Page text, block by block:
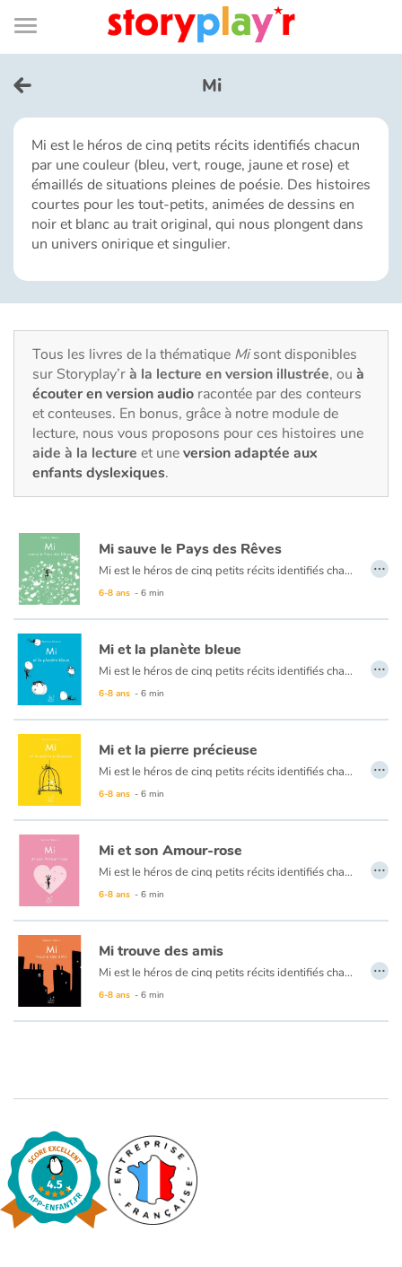
Connexion
Bibliothèque
de
page
Menu
Je me connecte
Tester gratuitement
Bibliothèque
Prix
Contes d'ici et d'ailleurs
Fable, mythe, littérature et poésie
Princesses et princes, rois, reines et dragons
Ogres, monstres et sorcières
Héroïnes et héros
Écologie, nature, saisons
Les animaux
Voyage, épopée, enquête, aventure
Autour du monde
Apprentissage
Art, espace, activité
Documentaires
En famille
Quotidien et loisirs
À l'école
Fêtes et évènements
Émotions et sentiments
Formats et illustrations
Mi
Mi est le héros de cinq petits récits identifiés chacun
par une couleur (bleu, vert, rouge, jaune et rose) et
émaillés de situations pleines de poésie. Des histoires
courtes pour les tout-petits, animées de dessins en
noir et blanc au trait original, qui nous plongent dans
un univers onirique et singulier.
Tous les livres de la thématique Misont disponibles
sur Storyplay’rà la lecture en version illustrée, ou à
écouter en version audio racontée par des conteurs
et conteuses. En bonus, grâce à notre module de
lecture, nous vous proposons pour ces histoires une
aide à la lecture et uneversion adaptée aux
enfants dyslexiques.
Mi sauve le Pays des Rêves
Mi est le héros de cinq petits récits identifiés chacun par une couleur (bleu, vert, rouge, jaune, et rose) et émaillés de situations pleines de poésie. Des histoires courtes pour les tout-petits, animées de dessins en noir et blanc au trait original, qui nous plongent dans un univers onirique et singulier.
6-8 ans - 6 min
…
Mi et la planète bleue
Mi est le héros de cinq petits récits identifiés chacun par une couleur (bleu, vert, rouge, jaune, et rose) et émaillés de situations pleines de poésie. Des histoires courtes pour les tout-petits, animées de dessins en noir et blanc au trait original, qui nous plongent dans un univers onirique et singulier.
6-8 ans - 6 min
…
Mi et la pierre précieuse
Mi est le héros de cinq petits récits identifiés chacun par une couleur (bleu, vert, rouge, jaune, et rose) et émaillés de situations pleines de poésie. Des histoires courtes pour les tout-petits, animées de dessins en noir et blanc au trait original, qui nous plongent dans un univers onirique et singulier.
6-8 ans - 6 min
…
Mi et son Amour-rose
Mi est le héros de cinq petits récits identifiés chacun par une couleur (bleu, vert, rouge, jaune, et rose) et émaillés de situations pleines de poésie. Des histoires courtes pour les tout-petits, animées de dessins en noir et blanc au trait original, qui nous plongent dans un univers onirique et singulier.
6-8 ans - 6 min
…
Mi trouve des amis
Mi est le héros de cinq petits récits identifiés chacun par une couleur (bleu, vert, rouge, jaune, et rose) et émaillés de situations pleines de poésie. Des histoires courtes pour les tout-petits, animées de dessins en noir et blanc au trait original, qui nous plongent dans un univers onirique et singulier.
6-8 ans - 6 min
…